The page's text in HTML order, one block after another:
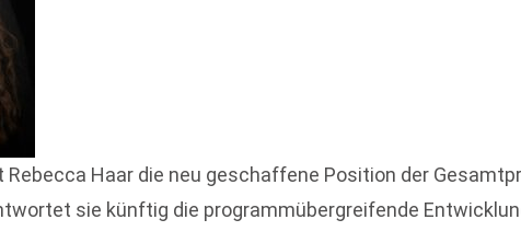
Rebecca Haar die neu geschaffene Position der
sie künftig die programmübergreifende